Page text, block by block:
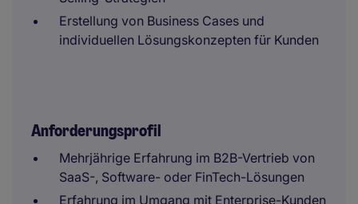
Erstellung von Business Cases und
individuellen Lösungskonzepten für Kunden
Anforderungsprofil
Mehrjährige Erfahrung im B2B-Vertrieb von
SaaS-, Software- oder FinTech-Lösungen
Erfahrung im Umgang mit Enterprise-Kunden